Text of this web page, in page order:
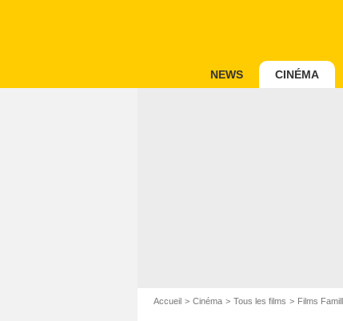
NEWS CINÉMA
Accueil Cinéma Tous les films Films